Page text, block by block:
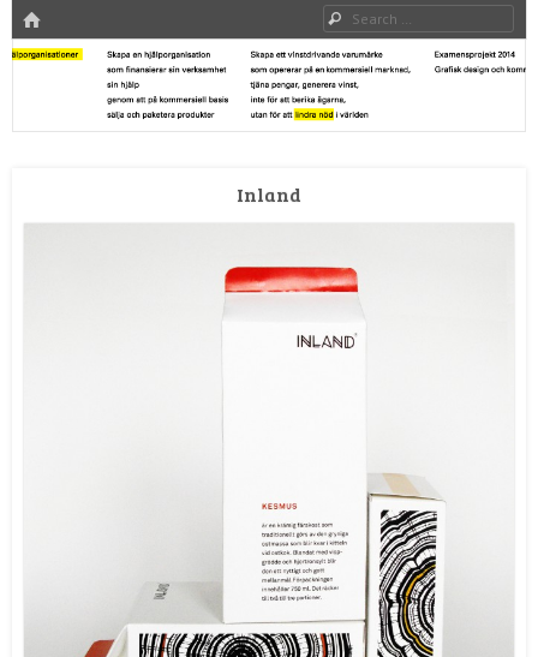
Search
Examensprojekt 2014
Grafisk design & kommunikation, Mittuniversitetet – Examensprojekt 2014
Inland